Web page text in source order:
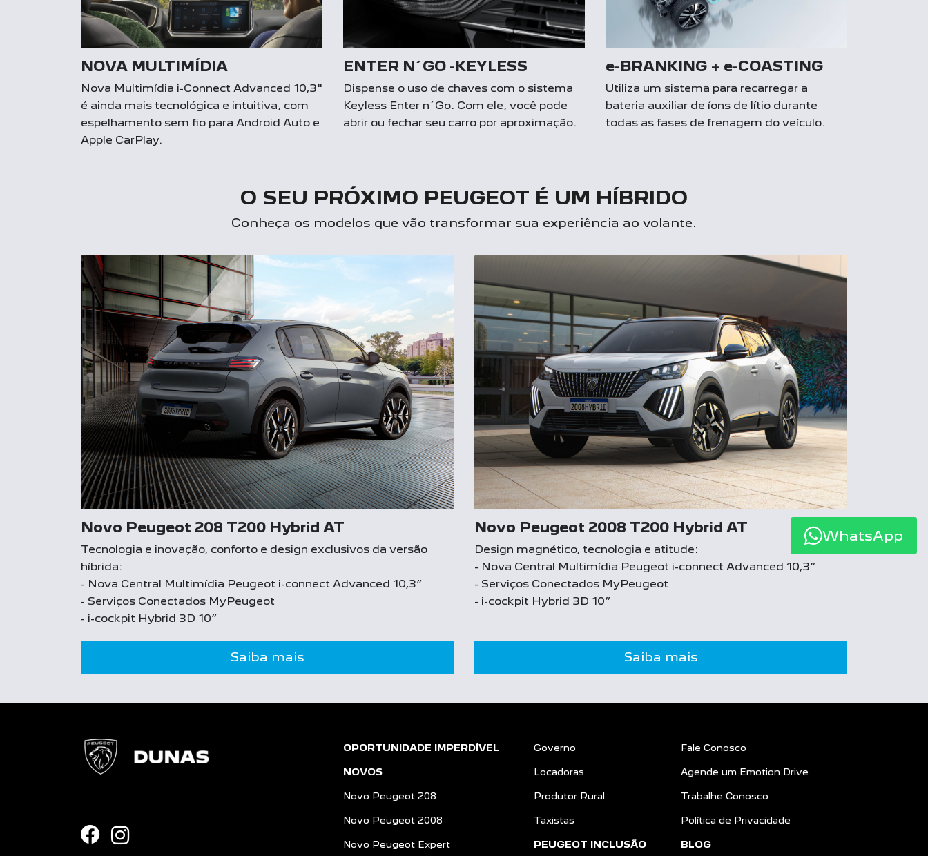
NOVA MULTIMÍDIA
Nova Multimídia i-Connect Advanced 10,3"
é ainda mais tecnológica e intuitiva, com
espelhamento sem fio para Android Auto e
Apple CarPlay.
ENTER N´GO -KEYLESS
Dispense o uso de chaves com o sistema
Keyless Enter n´Go. Com ele, você pode
abrir ou fechar seu carro por aproximação.
e-BRANKING + e-COASTING
Utiliza um sistema para recarregar a
bateria auxiliar de íons de lítio durante
todas as fases de frenagem do veículo.
O SEU PRÓXIMO PEUGEOT É UM HÍBRIDO
Conheça os modelos que vão transformar sua experiência ao volante.
Novo Peugeot 208 T200 Hybrid AT
Tecnologia e inovação, conforto e design exclusivos da versão
híbrida:
- Nova Central Multimídia Peugeot i-connect Advanced 10,3”
- Serviços Conectados MyPeugeot
- i-cockpit Hybrid 3D 10”
Saiba mais
Novo Peugeot 2008 T200 Hybrid AT
Design magnético, tecnologia e atitude:
- Nova Central Multimídia Peugeot i-connect Advanced 10,3”
- Serviços Conectados MyPeugeot
- i-cockpit Hybrid 3D 10”
Saiba mais
OPORTUNIDADE IMPERDÍVEL
NOVOS
Novo Peugeot 208
Novo Peugeot 2008
Novo Peugeot Expert
Governo
Locadoras
Produtor Rural
Taxistas
PEUGEOT INCLUSÃO
Fale Conosco
Agende um Emotion Drive
Trabalhe Conosco
Política de Privacidade
BLOG
WhatsApp